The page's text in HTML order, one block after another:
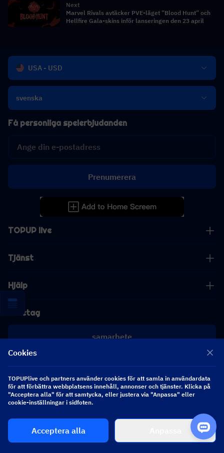
Next
Marvel Rivals avtäcker PVE-läget ”Blood Hunt” och
Hellfire Gala-skins inför lanseringen den 23 april
USA - USD
svenska
TOPUP live
Tjänst
Hjälp
Företag
samarbete
[email protected]
Få personliga spelerbjudanden
Prenumerera
Följ oss
Copyright 2026 SEA WHALE TECHNOLOGY PTE.LTD. All Rights Reserved.
Cookies
TOPUPlive och partners använder cookies för att samla in användardata
för att förbättra webbplatsens innehåll, annonser och tjänster. Klicka på
"Acceptera alla" för att samtycka, eller justera via "Anpassa" eller
cookie-inställningar i sidfoten.
Acceptera alla